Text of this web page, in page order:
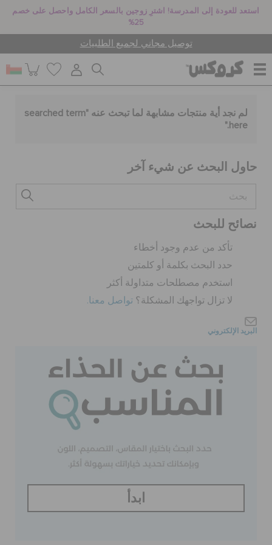
استعد للعودة إلى المدرسة! اشترِ زوجين بالسعر الكامل واحصل على خصم
25%
توصيل مجاني لجميع الطلبيات
للنساء
أطفال
جيبيتز تشارمز
كروكس لمكان العمل
تنزيلات
تسجيل الدخول / اشتراك
قائمة الامنيات
تحديد موقع المتجر
لم نجد أية منتجات مشابهة لما تبحث عنه "searched term
here
."
حاول البحث عن شيء آخر
نصائح للبحث
تأكد من عدم وجود أخطاء
حدد البحث بكلمة أو كلمتين
استخدم مصطلحات متداولة أكثر
لا تزال تواجهك المشكلة؟ تواصل معنا.
البريد الإلكتروني
ابدأ